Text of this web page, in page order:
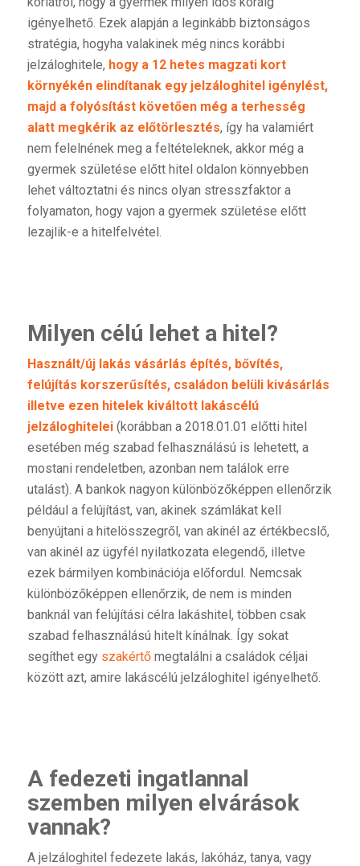
igényelhető. Ezek alapján a leginkább biztonságos
stratégia, hogyha valakinek még nincs korábbi
jelzáloghitele, hogy a 12 hetes magzati kort
környékén elindítanak egy jelzáloghitel igénylést,
majd a folyósítást követően még a terhesség
alatt megkérik az előtörlesztés, így ha valamiért
nem felelnének meg a feltételeknek, akkor még a
gyermek születése előtt hitel oldalon könnyebben
lehet változtatni és nincs olyan stresszfaktor a
folyamaton, hogy vajon a gyermek születése előtt
lezajlik-e a hitelfelvétel.
Milyen célú lehet a hitel?
Használt/új lakás vásárlás építés, bővítés,
felújítás korszerűsítés, családon belüli kivásárlás
illetve ezen hitelek kiváltott lakáscélú
jelzáloghitelei(korábban a 2018.01.01 előtti hitel
esetében még szabad felhasználású is lehetett, a
mostani rendeletben, azonban nem találok erre
utalást). A bankok nagyon különbözőképpen ellenőrzik
például a felújítást, van, akinek számlákat kell
benyújtani a hitelösszegről, van akinél az értékbecslő,
van akinél az ügyfél nyilatkozata elegendő, illetve
ezek bármilyen kombinációja előfordul. Nemcsak
különbözőképpen ellenőrzik, de nem is minden
banknál van felújítási célra lakáshitel, többen csak
szabad felhasználású hitelt kínálnak. Így sokat
segíthet egy szakértőmegtalálni a családok céljai
között azt, amire lakáscélú jelzáloghitel igényelhető.
A fedezeti ingatlannal
szemben milyen elvárások
vannak?
A jelzáloghitel fedezete lakás, lakóház, tanya, vagy